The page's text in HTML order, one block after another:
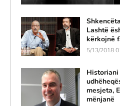
Lashtë
kërkojnë
5/13/2018
Historiani
mesjeta,
mënjanë